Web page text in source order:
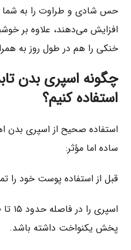
حس شادی و طراوت را به شما
افزایش می‌دهند، علاوه بر
خنکی را هم در طول روز به
چگونه اسپری بدن
استفاده کنیم؟
استفاده صحیح از اسپری بدن
ساده اما مؤثر:
قبل از استفاده پوست خود را
پخش یکنواخت داشته باشد.